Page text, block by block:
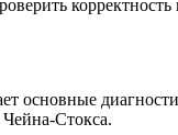
основные
Стокса.